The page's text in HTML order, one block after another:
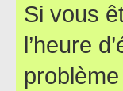
Si vous
l’heure